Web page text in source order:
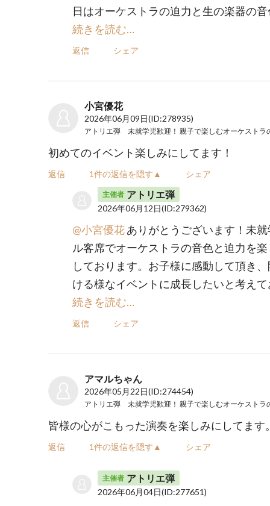
日はオーケストラの迫力と生の楽器の
続きを読む…
返信 シェア
小宮優花
2026年06月09日(ID:278935)
初めてのイベント楽しみにしてます！
返信 1件の返信を隠す▲ シェア
主催者 アトリエ弾
2026年06月12日(ID:279362)
@小宮優花ありがとうございます！未
ル客席でオーケストラの音色と迫力を
しております。お子様に感動して頂き
ける様なイベントに成長したいと考え
続きを読む…
返信 シェア
アマルちゃん
2026年05月22日(ID:274454)
皆様の心がこもった演奏を楽しみにしてます
返信 1件の返信を隠す▲ シェア
主催者 アトリエ弾
2026年06月04日(ID:277651)